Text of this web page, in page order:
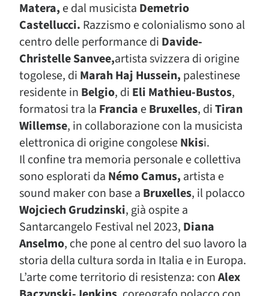
Matera, e dal musicista Demetrio
Castellucci. Razzismo e colonialismo sono al
centro delle performance di Davide-
Christelle Sanvee,artista svizzera di origine
togolese, di Marah Haj Hussein, palestinese
residente in Belgio, di Eli Mathieu-Bustos,
formatosi tra la Francia eBruxelles, diTiran
Willemse, in collaborazione con la musicista
elettronica di origine congoleseNkisi.
Il confine tra memoria personale e collettiva
sono esplorati da Némo Camus, artista e
sound maker con base a Bruxelles, il polacco
Wojciech Grudzinski, già ospite a
Santarcangelo Festival nel 2023, Diana
Anselmo, che pone al centro del suo lavoro la
storia della cultura sorda in Italia e in Europa.
L’arte come territorio di resistenza: conAlex